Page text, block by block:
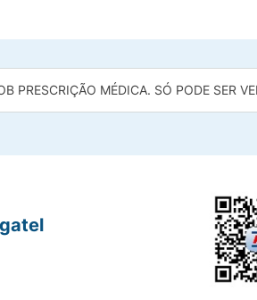
PRESCRIÇÃO MÉDICA. SÓ PODE SER